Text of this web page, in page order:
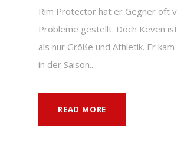
Rim Protector hat er Gegner oft
Probleme gestellt. Doch Keven
als nur Größe und Athletik. Er
in der Saison...
READ MORE